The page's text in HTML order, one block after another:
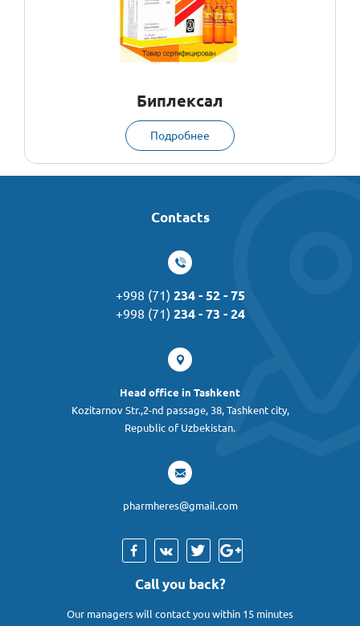
Биплексал
Подробнее
Contacts
+998 (71) 234 - 52 - 75
+998 (71) 234 - 73 - 24
Head office in Tashkent
Kozitarnov Str.,2-nd passage, 38, Tashkent city,
Republic of Uzbekistan.
pharmheres@gmail.com
Call you back?
Our managers will contact you within 15 minutes